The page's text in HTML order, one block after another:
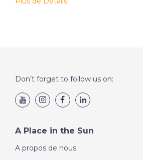
Don’t forget to follow us on:
A Place in the Sun
A propos de nous